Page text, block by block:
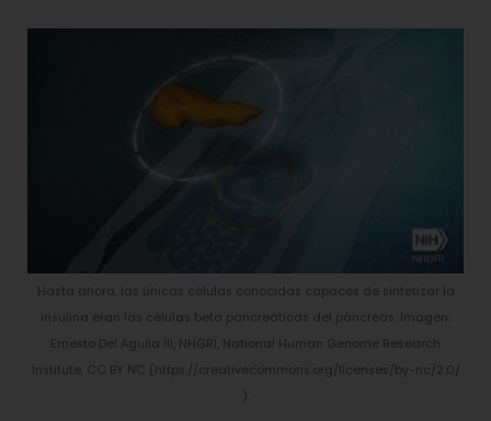
Hasta ahora, las únicas células conocidas capaces de sintetizar la
insulina eran las células beta pancreáticas del páncreas. Imagen:
Ernesto Del Aguila III, NHGRI, National Human Genome Research
Institute, CC BY NC (https://creativecommons.org/licenses/by-nc/2.0/
).